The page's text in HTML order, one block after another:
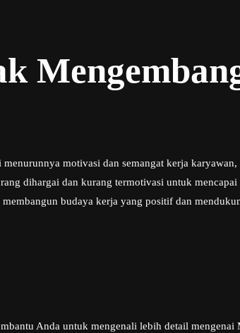
motivasi dan semangat kerja
dihargai dan kurang termotivasi untuk mencapai
budaya kerja yang positif dan
Anda untuk mengenali lebih detail mengenai